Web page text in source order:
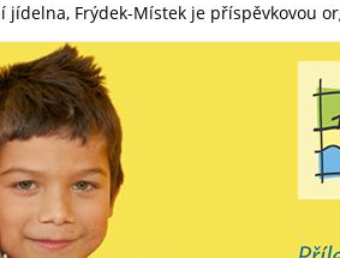
jídelna, Frýdek-Místek je příspěvkovou